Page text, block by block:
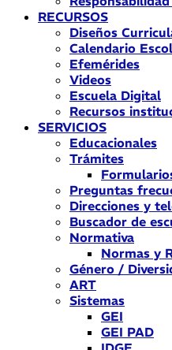
RECURSOS
Diseños
Calendario
Efemérides
Videos
Escuela Digital
Recursos
SERVICIOS
Educacionales
Trámites
Preguntas
Direcciones y
Buscador de
Normativa
Normas y
Género /
ART
Sistemas
GEI
GEI PAD